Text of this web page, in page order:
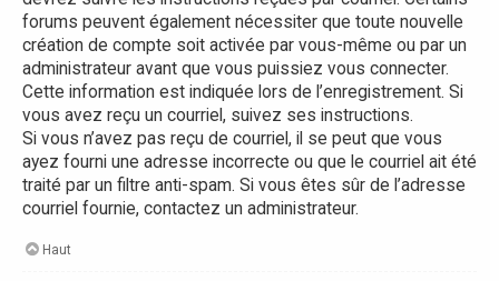
forums peuvent également nécessiter que toute nouvelle
création de compte soit activée par vous-même ou par un
administrateur avant que vous puissiez vous connecter.
Cette information est indiquée lors de l’enregistrement. Si
vous avez reçu un courriel, suivez ses instructions.
Si vous n’avez pas reçu de courriel, il se peut que vous
ayez fourni une adresse incorrecte ou que le courriel ait été
traité par un filtre anti-spam. Si vous êtes sûr de l’adresse
courriel fournie, contactez un administrateur.
Haut